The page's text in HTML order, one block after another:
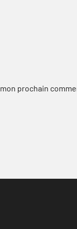
prochain